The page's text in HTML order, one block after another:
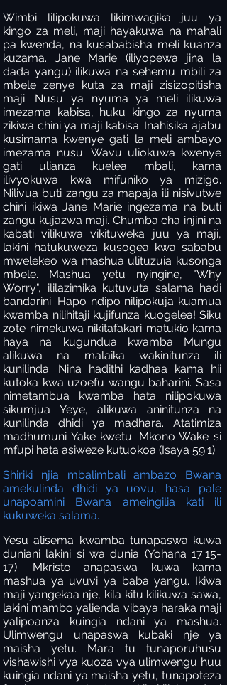
Wimbi lilipokuwa likimwagika juu ya
kingo za meli, maji hayakuwa na mahali
pa kwenda, na kusababisha meli kuanza
kuzama. Jane Marie (iliyopewa jina la
dada yangu) ilikuwa na sehemu mbili za
mbele zenye kuta za maji zisizopitisha
maji. Nusu ya nyuma ya meli ilikuwa
imezama kabisa, huku kingo za nyuma
zikiwa chini ya maji kabisa. Inahisika ajabu
kusimama kwenye gati la meli ambayo
imezama nusu. Wavu uliokuwa kwenye
gati ulianza kuelea mbali, kama
ilivyokuwa kwa mifuniko ya mizigo.
Nilivua buti zangu za mapaja ili nisivutwe
chini ikiwa Jane Marie ingezama na buti
zangu kujazwa maji. Chumba cha injini na
kabati vilikuwa vikituweka juu ya maji,
lakini hatukuweza kusogea kwa sababu
mwelekeo wa mashua ulituzuia kusonga
mbele. Mashua yetu nyingine, "Why
Worry", ililazimika kutuvuta salama hadi
bandarini. Hapo ndipo nilipokuja kuamua
kwamba nilihitaji kujifunza kuogelea! Siku
zote nimekuwa nikitafakari matukio kama
haya na kugundua kwamba Mungu
alikuwa na malaika wakinitunza ili
kunilinda. Nina hadithi kadhaa kama hii
kutoka kwa uzoefu wangu baharini. Sasa
nimetambua kwamba hata nilipokuwa
sikumjua Yeye, alikuwa aninitunza na
kunilinda dhidi ya madhara. Atatimiza
madhumuni Yake kwetu. Mkono Wake si
mfupi hata asiweze kutuokoa (Isaya 59:1).
Shiriki njia mbalimbali ambazo Bwana
amekulinda dhidi ya uovu, hasa pale
unapoamini Bwana ameingilia kati ili
kukuweka salama.
Yesu alisema kwamba tunapaswa kuwa
duniani lakini si wa dunia (Yohana 17:15-
17). Mkristo anapaswa kuwa kama
mashua ya uvuvi ya baba yangu. Ikiwa
maji yangekaa nje, kila kitu kilikuwa sawa,
lakini mambo yalienda vibaya haraka maji
yalipoanza kuingia ndani ya mashua.
Ulimwengu unapaswa kubaki nje ya
maisha yetu. Mara tu tunaporuhusu
vishawishi vya kuoza vya ulimwengu huu
kuingia ndani ya maisha yetu, tunapoteza